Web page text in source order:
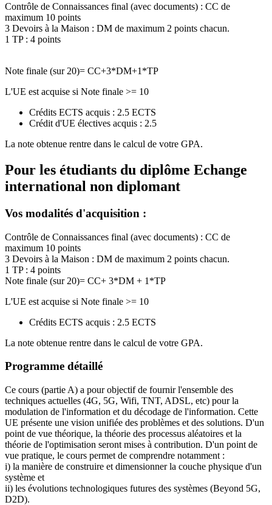
Contrôle de Connaissances final (avec documents) : CC de
maximum 10 points
3 Devoirs à la Maison : DM de maximum 2 points chacun.
1 TP : 4 points
Note finale (sur 20)= CC+3*DM+1*TP
L'UE est acquise si Note finale >= 10
Crédits ECTS acquis : 2.5 ECTS
Crédit d'UE électives acquis : 2.5
La note obtenue rentre dans le calcul de votre GPA.
Pour les étudiants du diplôme Echange
international non diplomant
Vos modalités d'acquisition :
Contrôle de Connaissances final (avec documents) : CC de
maximum 10 points
3 Devoirs à la Maison : DM de maximum 2 points chacun.
1 TP : 4 points
Note finale (sur 20)= CC+ 3*DM + 1*TP
L'UE est acquise si Note finale >= 10
Crédits ECTS acquis : 2.5 ECTS
La note obtenue rentre dans le calcul de votre GPA.
Programme détaillé
Ce cours (partie A) a pour objectif de fournir l'ensemble des
techniques actuelles (4G, 5G, Wifi, TNT, ADSL, etc) pour la
modulation de l'information et du décodage de l'information. Cette
UE présente une vision unifiée des problèmes et des solutions. D'un
point de vue théorique, la théorie des processus aléatoires et la
théorie de l'optimisation seront mises à contribution. D'un point de
vue pratique, le cours permet de comprendre notamment :
i) la manière de construire et dimensionner la couche physique d'un
système et
ii) les évolutions technologiques futures des systèmes (Beyond 5G,
D2D).